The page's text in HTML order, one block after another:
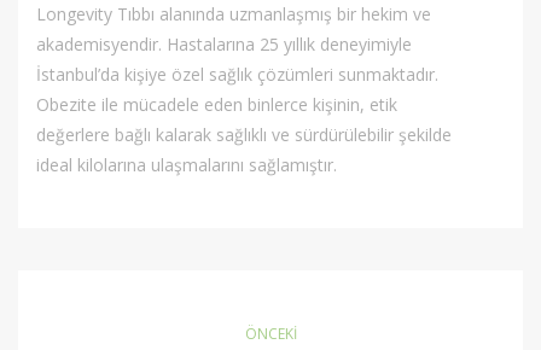
Longevity Tıbbı alanında uzmanlaşmış bir hekim ve
akademisyendir. Hastalarına 25 yıllık deneyimiyle
İstanbul’da kişiye özel sağlık çözümleri sunmaktadır.
Obezite ile mücadele eden binlerce kişinin, etik
değerlere bağlı kalarak sağlıklı ve sürdürülebilir şekilde
ideal kilolarına ulaşmalarını sağlamıştır.
ÖNCEKI